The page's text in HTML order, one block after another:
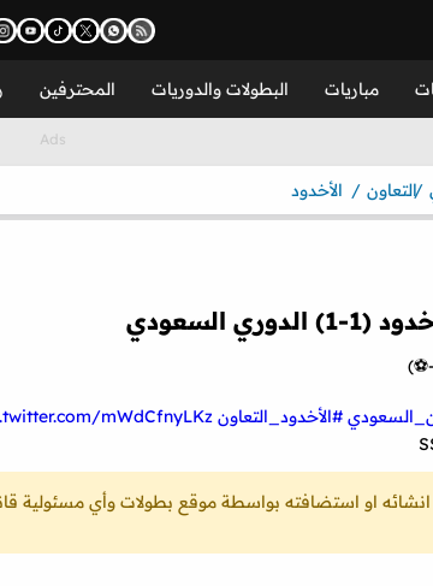
مباريات البطولات والدوريات المحترفين
التعاون الأخدود
السعودي
⚽️)
#الأخدود_التعاون mWdCfnyLKz
انشائه او استضافته بواسطة موقع بطولات وأي مسئولية